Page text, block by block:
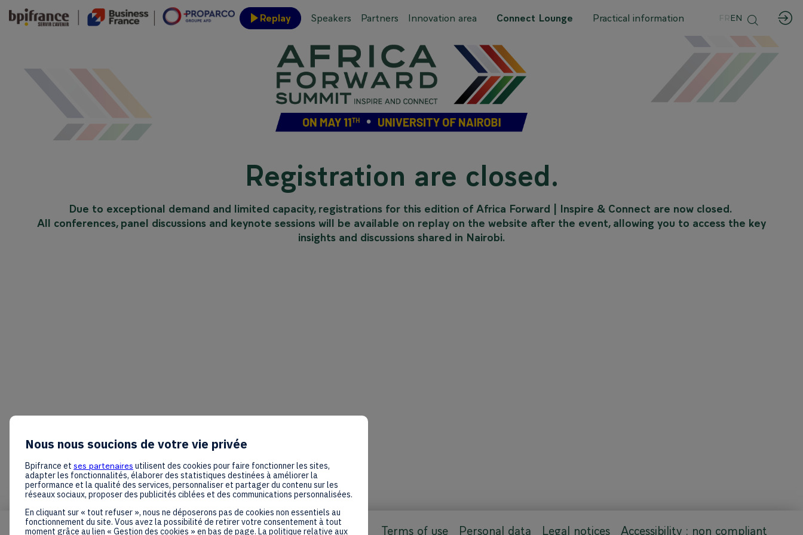
Replay Speakers Partners Innovation area Connect Lounge Practical information
Event site map
FREN
Registration are closed.
Due to exceptional demand and limited capacity, registrations for this edition of Africa Forward | Inspire & Connect are now closed.
All conferences, panel discussions and keynote sessions will be available on replay on the website after the event, allowing you to access the key
insights and discussions shared in Nairobi.
Terms of use Personal data Legal notices Accessibility : non compliant
Nous nous soucions de votre vie privée
Bpifrance et ses partenaires utilisent des cookies pour faire fonctionner les sites,
adapter les fonctionnalités, élaborer des statistiques destinées à améliorer la
performance et la qualité des services, personnaliser et partager du contenu sur les
réseaux sociaux, proposer des publicités ciblées et des communications personnalisées.
En cliquant sur « tout refuser », nous ne déposerons pas de cookies non essentiels au
fonctionnement du site. Vous avez la possibilité de retirer votre consentement à tout
moment grâce au lien « Gestion des cookies » en bas de page. La politique relative aux